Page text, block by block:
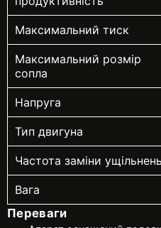
Максимальний тиск
Максимальний розмір
сопла
Напруга
Тип двигуна
Частота заміни ущільнень
Вага
Переваги